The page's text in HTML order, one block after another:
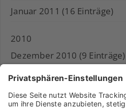
Januar 2011 (16 Einträge)
2010
Dezember 2010 (9 Einträge)
November 2010 (11 Einträge)